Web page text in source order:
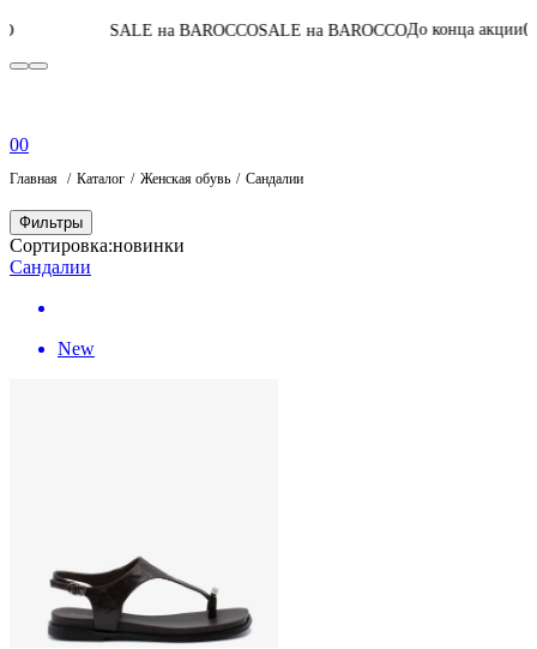
SALE на BAROCCOSALE на BAROCCOДо конца акции06:11:35:04
00
Главная Каталог Женская обувь Сандалии
Фильтры
Сортировка:новинки
Сандалии
New